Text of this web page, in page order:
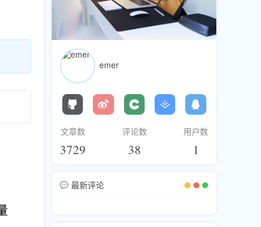
emer
文章数
3729
评论数
38
用户数
1
最新评论